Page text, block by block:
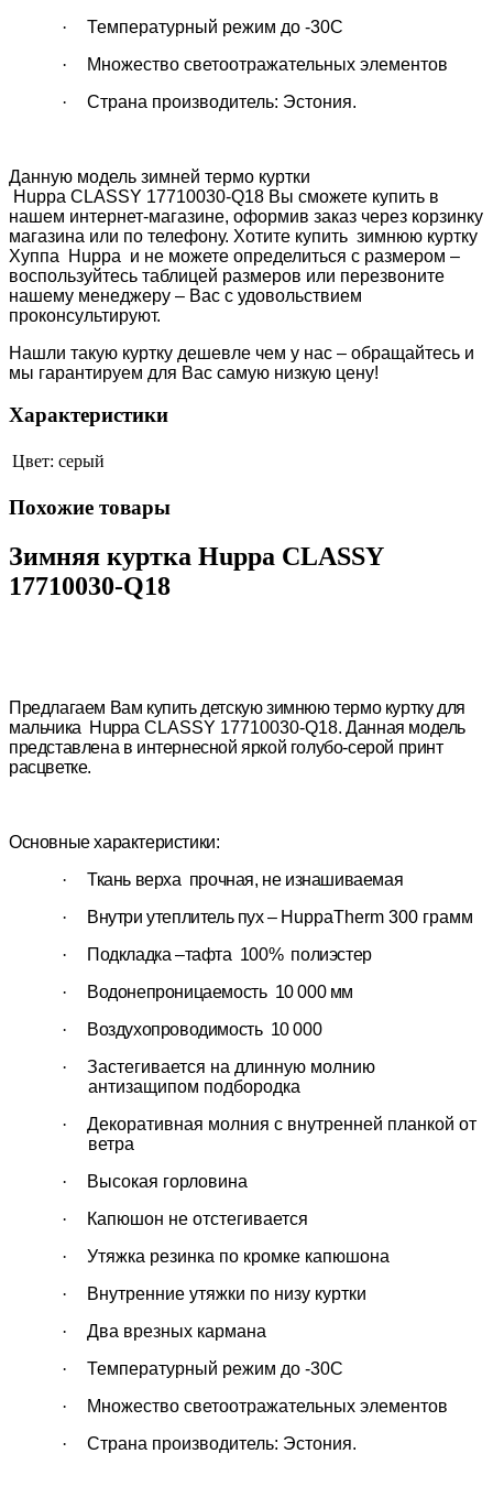
·
Температурный режим до -30С
·
Множество светоотражательных элементов
·
Страна производитель: Эстония.
Данную модель зимней термо куртки
Huppa CLASSY 17710030-Q18 Вы сможете купить в
нашем интернет-магазине, оформив заказ через корзинку
магазина или по телефону. Хотите купить зимнюю куртку
Хуппа
Huppa и не можете определиться с размером –
воспользуйтесь таблицей размеров или перезвоните
нашему менеджеру – Вас с удовольствием
проконсультируют.
Нашли такую куртку дешевле чем у нас – обращайтесь и
мы гарантируем для Вас самую низкую цену!
Характеристики
Цвет: серый
Похожие товары
Зимняя куртка Huppa CLASSY
17710030-Q18
Предлагаем Вам купить детскую зимнюю термо куртку для
мальчика Huppa CLASSY 17710030-Q18. Данная модель
представлена в интернесной яркой голубо-серой принт
расцветке.
Основные характеристики:
·
Ткань верха прочная, не изнашиваемая
·
Внутри утеплитель пух – HuppaTherm 300 грамм
·
Подкладка –тафта 100% полиэстер
·
Водонепроницаемость 10 000 мм
·
Воздухопроводимость 10 000
·
Застегивается на длинную молнию
антизащипом подбородка
·
Декоративная молния с внутренней планкой от
ветра
·
Высокая горловина
·
Капюшон не отстегивается
·
Утяжка резинка по кромке капюшона
·
Внутренние утяжки по низу куртки
·
Два врезных кармана
·
Температурный режим до -30С
·
Множество светоотражательных элементов
·
Страна производитель: Эстония.